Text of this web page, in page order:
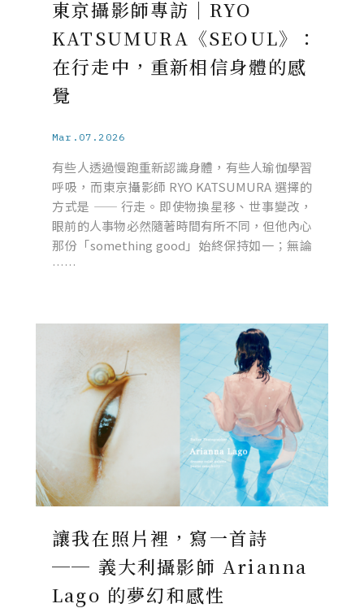
東京攝影師專訪｜RYO
KATSUMURA《SEOUL》：
在行走中，重新相信身體的感
覺
Mar.07.2026
有些人透過慢跑重新認識身體，有些人瑜伽學習
呼吸，而東京攝影師 RYO KATSUMURA 選擇的
方式是 —— 行走。即使物換星移、世事變改，
眼前的人事物必然隨著時間有所不同，但他內心
那份「something good」始終保持如一；無論
……
讓我在照片裡，寫一首詩
── 義大利攝影師 Arianna
Lago 的夢幻和感性